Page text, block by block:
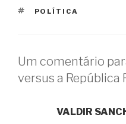
TAGS
POLÍTICA
Um comentário
versus a República
VALDIR